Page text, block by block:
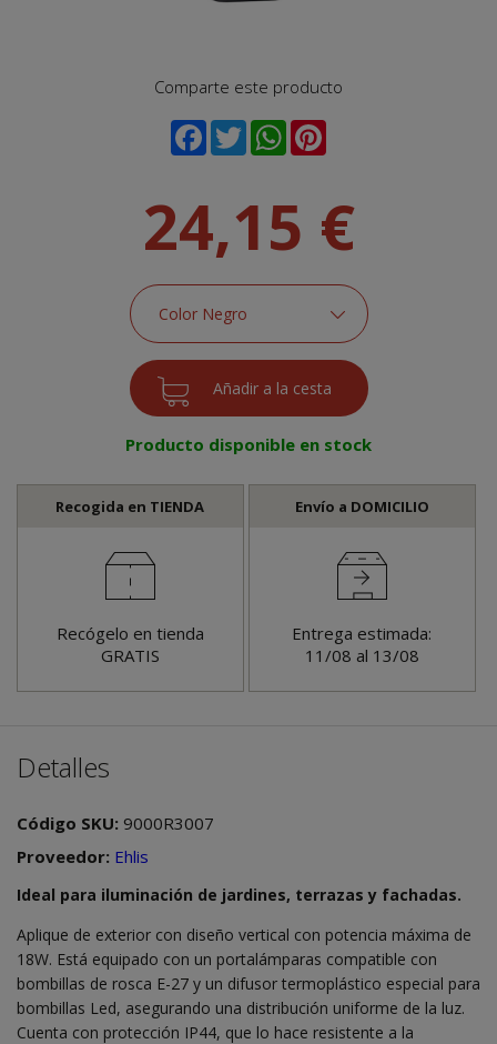
Comparte este producto
24,15 €
Producto disponible en stock
Recogida en TIENDA
Recógelo en tienda
GRATIS
Envío a DOMICILIO
Entrega estimada:
11/08 al 13/08
Detalles
Código SKU: 9000R3007
Proveedor: Ehlis
Ideal para iluminación de jardines, terrazas y fachadas.
Aplique de exterior con diseño vertical con potencia máxima de
18W. Está equipado con un portalámparas compatible con
bombillas de rosca E-27 y un difusor termoplástico especial para
bombillas Led, asegurando una distribución uniforme de la luz.
Cuenta con protección IP44, que lo hace resistente a la